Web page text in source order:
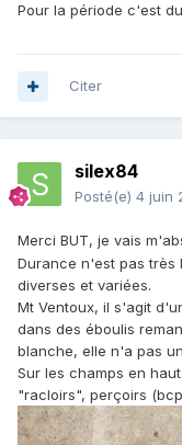
Pour la période c'est
Citer
silex84
Posté(e) 4 juin
Merci BUT, je vais
Durance n'est pas très
diverses et variées.
Mt Ventoux, il s'agit
dans des éboulis
blanche, elle n'a pas
Sur les champs en
"racloirs", perçoirs